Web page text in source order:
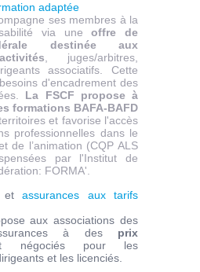
adaptée
ses membres à la
via uneoffre de
destinée aux
, juges/arbitres,
associatifs. Cette
d'encadrement des
La FSCF propose à
formations BAFA-BAFD
et favorise l'accès
professionnelles dans le
de l’animation (CQP ALS
par l'Institut de
FORMA'.
et assurances aux tarifs
aux associations des
à desprix
négociés pour les
et les licenciés.